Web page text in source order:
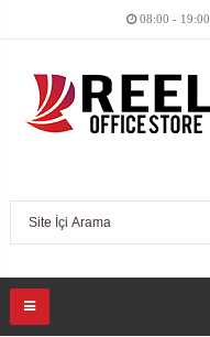
08:00 - 19:00